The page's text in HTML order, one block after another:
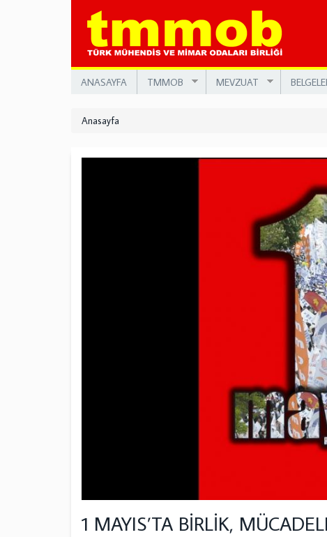
ANASAYFA TMMOB MEVZUAT
Anasayfa
1 MAYIS’TA BİRLİK,